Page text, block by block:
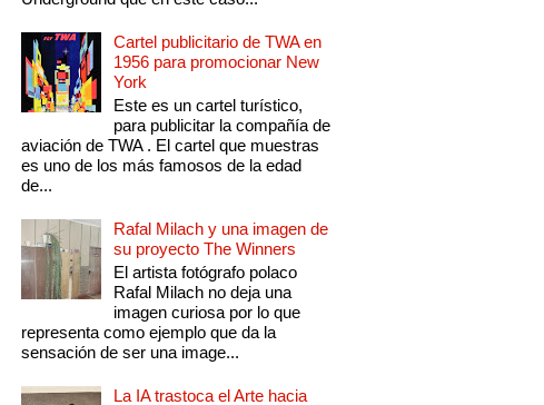
Cartel publicitario de TWA en
1956 para promocionar New
York
Este es un cartel turístico,
para publicitar la compañía de
aviación de TWA . El cartel que muestras
es uno de los más famosos de la edad
de...
Rafal Milach y una imagen de
su proyecto The Winners
El artista fotógrafo polaco
Rafal Milach no deja una
imagen curiosa por lo que
representa como ejemplo que da la
sensación de ser una image...
La IA trastoca el Arte hacia